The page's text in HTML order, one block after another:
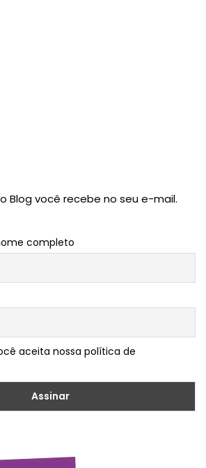
Blog você recebe no seu e-mail.
completo
aceita nossa política de